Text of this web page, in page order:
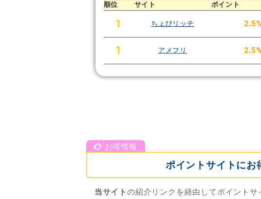
順位 サイト ポイント
1 ちょびリッチ
1 アメフリ
ポイントサイトにお
当サイトの紹介リンクを経由してポイント